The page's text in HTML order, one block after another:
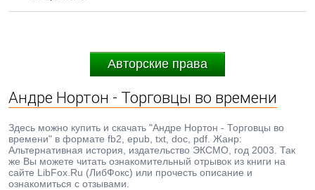
Авторские права
Андре Нортон - Торговцы во времени
Здесь можно купить и скачать "Андре Нортон - Торговцы во
времени" в формате fb2, epub, txt, doc, pdf. Жанр:
Альтернативная история, издательство ЭКСМО, год 2003. Так
же Вы можете читать ознакомительный отрывок из книги на
сайте LibFox.Ru (ЛибФокс) или прочесть описание и
ознакомиться с отзывами.